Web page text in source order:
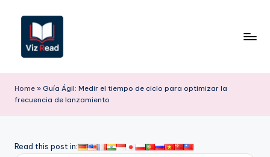
contenido
iz
R
a
Home » Guía Ágil: Medir el tiempo de ciclo para optimizar la
frecuencia de lanzamiento
Read this post in: